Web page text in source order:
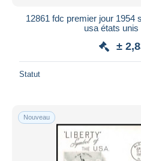
12861 fdc premier jour 1954
usa états
±
Statut
Nouveau